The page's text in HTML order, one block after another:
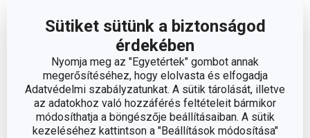
Sütiket sütünk a biztonságod
érdekében
Nyomja meg az "Egyetértek" gombot annak
megerősítéséhez, hogy elolvasta és elfogadja
Adatvédelmi szabályzatunkat. A sütik tárolását, illetve
az adatokhoz való hozzáférés feltételeit bármikor
módosíthatja a böngészője beállításaiban. A sütik
kezeléséhez kattintson a "Beállítások módosítása"
brindzás tejfölt, megszórjuk sült szalonnával és friss
Amire szükséged lesz: